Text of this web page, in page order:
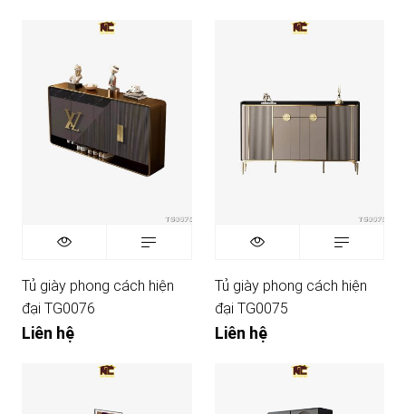
Tủ giày phong cách hiện
đại TG0076
Liên hệ
Tủ giày phong cách hiện
đại TG0075
Liên hệ